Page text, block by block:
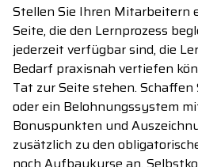
Stellen Sie Ihren Mitarbeitern
Seite, die den Lernprozess
jederzeit verfügbar sind, die
Bedarf praxisnah vertiefen
Tat zur Seite stehen. Schaffen
oder ein Belohnungssystem
Bonuspunkten und
zusätzlich zu den